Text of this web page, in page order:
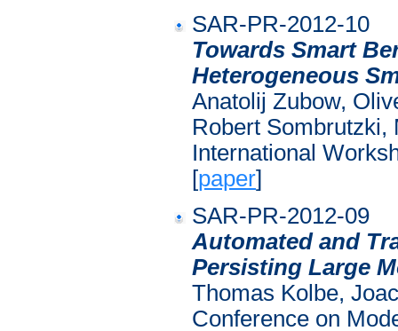
SAR-PR-2012-10
Towards Smart
Heterogeneous
Anatolij Zubow,
Robert Sombrutzki,
International
[paper]
SAR-PR-2012-09
Automated and
Persisting Large
Thomas Kolbe,
Conference on